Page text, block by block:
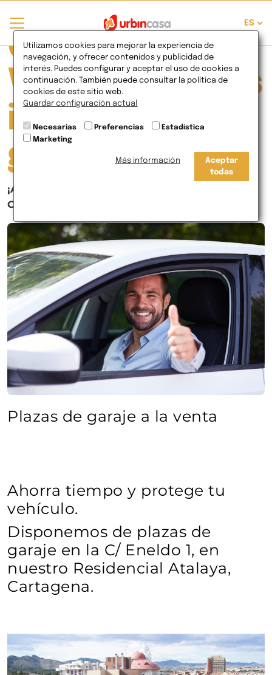
Currently
Viewing Posts
in Plaza de
garaje
¡Aparca a la primera! Residencial Atalaya,
Cartagena
Plazas de garaje a la venta
Ahorra tiempo y protege tu
vehículo.
Disponemos de plazas de
garaje en la C/ Eneldo 1, en
nuestro Residencial Atalaya,
Cartagena.
Utilizamos cookies para mejorar la experiencia de
navegación, y ofrecer contenidos y publicidad de
interés. Puedes configurar y aceptar el uso de cookies a
continuación. También puede consultar la política de
cookies de este sitio web.
Guardar configuración actual
Necesarias Preferencias
Estadística
Marketing
Más información
Aceptar
todas